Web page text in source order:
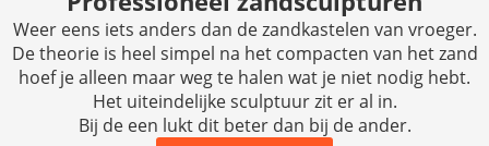
Weer eens iets anders dan de zandkastelen van vroeger.
De theorie is heel simpel na het compacten van het zand
hoef je alleen maar weg te halen wat je niet nodig hebt.
Het uiteindelijke sculptuur zit er al in.
Bij de een lukt dit beter dan bij de ander.